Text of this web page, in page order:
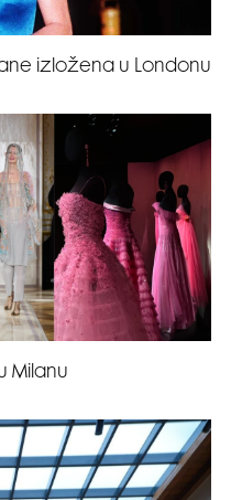
izložena u Londonu
Milanu